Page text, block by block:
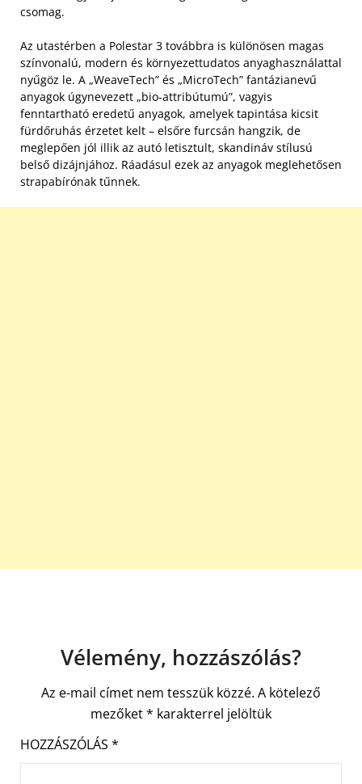
csomag.
Az utastérben a Polestar 3 továbbra is különösen magas
színvonalú, modern és környezettudatos anyaghasználattal
nyűgöz le. A „WeaveTech” és „MicroTech” fantázianevű
anyagok úgynevezett „bio-attribútumú”, vagyis
fenntartható eredetű anyagok, amelyek tapintása kicsit
fürdőruhás érzetet kelt – elsőre furcsán hangzik, de
meglepően jól illik az autó letisztult, skandináv stílusú
belső dizájnjához. Ráadásul ezek az anyagok meglehetősen
strapabírónak tűnnek.
Vélemény, hozzászólás?
Az e-mail címet nem tesszük közzé. A kötelező
mezőket* karakterrel jelöltük
HOZZÁSZÓLÁS *